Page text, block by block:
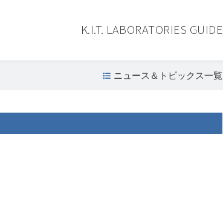
K.I.T. LABORATORIES GUIDE
ニュース＆トピックス一覧